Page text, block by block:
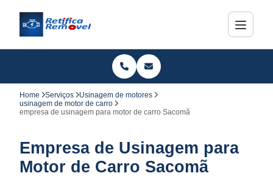
Home Serviços
Usinagem de motores
usinagem de motor de carro
empresa de usinagem para motor de carro Sacomã
Empresa de Usinagem para
Motor de Carro Sacomã